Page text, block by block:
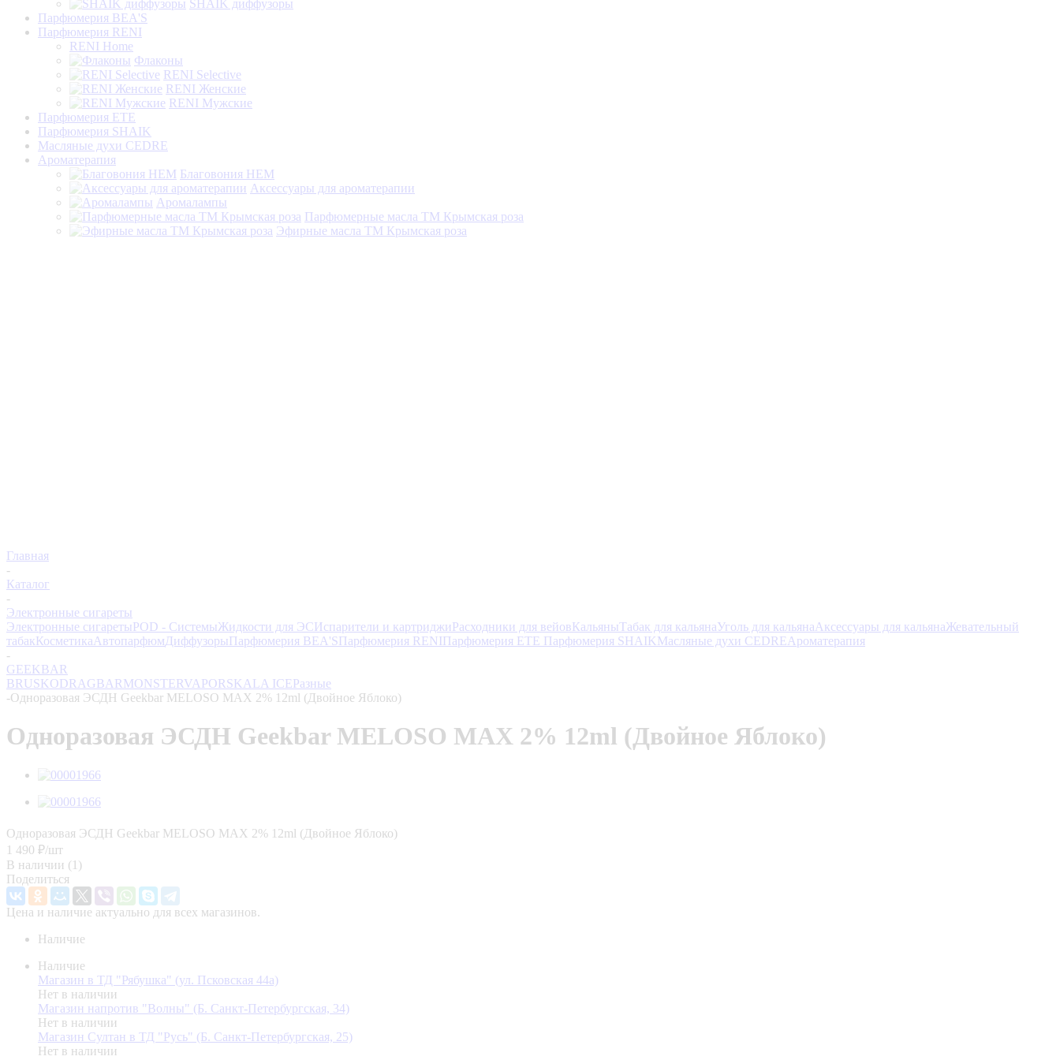
SHAIK диффузоры
Парфюмерия BEA'S
Парфюмерия RENI
RENI Home
Флаконы
RENI Selective
RENI Женские
RENI Мужские
Парфюмерия ETE
Парфюмерия SHAIK
Масляные духи CEDRE
Ароматерапия
Благовония HEM
Аксессуары для ароматерапии
Аромалампы
Парфюмерные масла ТМ Крымская роза
Эфирные масла ТМ Крымская роза
Главная
-
Каталог
-
Электронные сигареты
Электронные сигаретыPOD - СистемыЖидкости для ЭСИспарители и картриджиРасходники для вейовКальяныТабак для кальянаУголь для кальянаАксессуары для кальянаЖевательный
табакКосметикаАвтопарфюмДиффузорыПарфюмерия BEA'SПарфюмерия RENIПарфюмерия ETE Парфюмерия SHAIKМасляные духи CEDREАроматерапия
-
GEEKBAR
BRUSKODRAGBARMONSTERVAPORSKALA ICEРазные
-Одноразовая ЭСДН Geekbar MELOSO MAX 2% 12ml (Двойное Яблоко)
Одноразовая ЭСДН Geekbar MELOSO MAX 2% 12ml (Двойное Яблоко)
Одноразовая ЭСДН Geekbar MELOSO MAX 2% 12ml (Двойное Яблоко)
1 490 ₽/шт
В наличии (1)
Поделиться
Цена и наличие актуально для всех магазинов.
Наличие
Наличие
Магазин в ТД "Рябушка" (ул. Псковская 44а)
Нет в наличии
Магазин напротив "Волны" (Б. Санкт-Петербургская, 34)
Нет в наличии
Магазин Султан в ТД "Русь" (Б. Санкт-Петербургская, 25)
Нет в наличии